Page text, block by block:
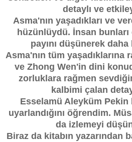
detaylı ve
Asma'nın yaşadıkları ve
hüzünlüydü. İnsan
payını düşünerek
Asma'nın tüm
ve Zhong Wen'in dini
zorluklara rağmen
kalbimi çalan
Esselamü Aleyküm Pekin
uyarlandığını öğrendim.
da izlemeyi
Biraz da kitabın yazarından